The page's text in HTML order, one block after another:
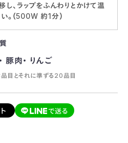
し、ラップをふんわりとかけて温
。（500W 約1分）
豚肉・ りんご
目とそれに準ずる20品目